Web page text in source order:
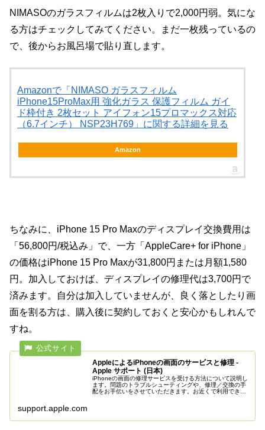
NIMASOのガラスフィルムは2枚入りで2,000円弱。気にな
る方はチェックしてみてください。まだ一枚残っているの
で、後からお風呂場で貼り直します。
Amazonで「NIMASO ガラスフィルム
iPhone15ProMax用 強化ガラス 保護フィルム ガイ
ド枠付き 2枚セット アイフォン15プロマックス対応
（6.7インチ） NSP23H769」に関する詳細を見る
Amazon
ちなみに、iPhone 15 Pro Maxのディスプレイ交換費用は
「56,800円/税込み」で、一方「AppleCare+ for iPhone」
の価格はiPhone 15 Pro Maxが31,800円または月額1,580
円。加入しておけば、ディスプレイの修理代は3,700円で
済みます。自分は加入していませんが、良く落としたり画
面を割る方は、購入後に契約しておくと安心かもしれんで
すね。
AppleによるiPhoneの画面のサービスと修理 -
Apple サポート (日本)
iPhoneの画面の修理サービスを受ける方法について説明し
ます。問題のトラブルシューティングや、修理／交換の手
配をお手伝いをさせていただきます。お近くで利用できる
support.apple.com